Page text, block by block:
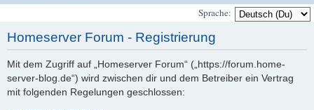
Sprache:
Homeserver Forum - Registrierung
Mit dem Zugriff auf „Homeserver Forum“ („https://forum.home-
server-blog.de“) wird zwischen dir und dem Betreiber ein Vertrag
mit folgenden Regelungen geschlossen: